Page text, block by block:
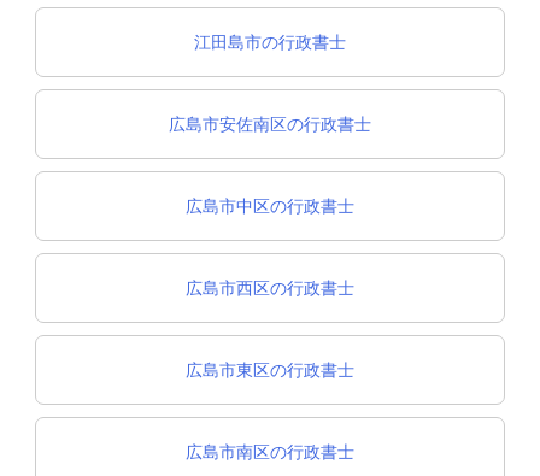
江田島市の行政書士
広島市安佐南区の行政書士
広島市中区の行政書士
広島市西区の行政書士
広島市東区の行政書士
広島市南区の行政書士